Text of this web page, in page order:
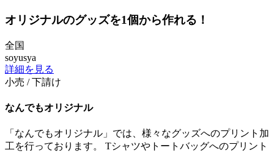
オリジナルのグッズを1個から作れる！
全国
soyusya
詳細を見る
小売 / 下請け
なんでもオリジナル
「なんでもオリジナル」では、様々なグッズへのプリント加
工を行っております。 Tシャツやトートバッグへのプリント